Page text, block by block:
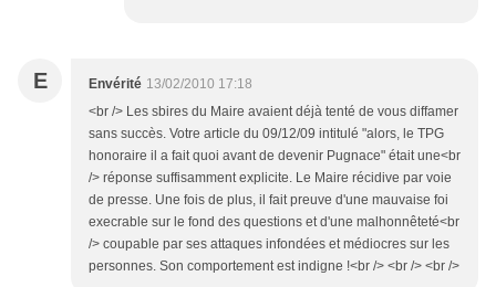
E Envérité 13/02/2010 17:18
<br /> Les sbires du Maire avaient déjà tenté de vous diffamer
sans succès. Votre article du 09/12/09 intitulé "alors, le TPG
honoraire il a fait quoi avant de devenir Pugnace" était une<br
/> réponse suffisamment explicite. Le Maire récidive par voie
de presse. Une fois de plus, il fait preuve d'une mauvaise foi
execrable sur le fond des questions et d'une malhonnêteté<br
/> coupable par ses attaques infondées et médiocres sur les
personnes. Son comportement est indigne !<br /> <br /> <br />